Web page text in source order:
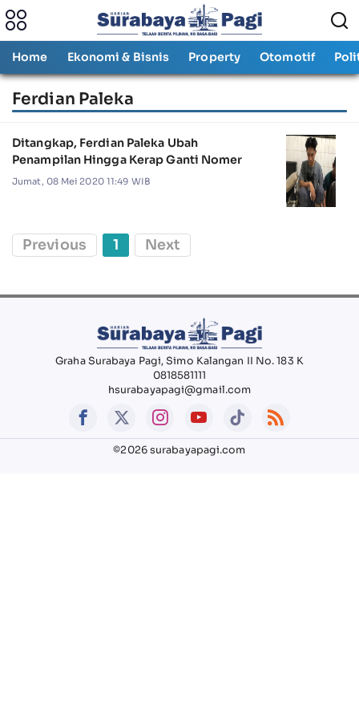
Home Ekonomi & Bisnis Property Otomotif
Ferdian Paleka
Ditangkap, Ferdian Paleka Ubah
Penampilan Hingga Kerap Ganti Nomer
Jumat, 08 Mei 2020 11:49 WIB
Previous 1 Next
Graha Surabaya Pagi, Simo Kalangan II No. 183 K
0818581111
hsurabayapagi@gmail.com
©2026 surabayapagi.com